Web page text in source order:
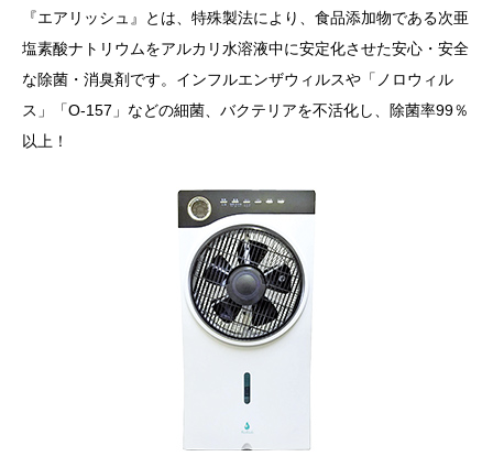
『エアリッシュ』とは、特殊製法により、食品添加物である次亜
塩素酸ナトリウムをアルカリ水溶液中に安定化させた安心・安全
な除菌・消臭剤です。インフルエンザウィルスや「ノロウィル
ス」「O-157」などの細菌、バクテリアを不活化し、除菌率99％
以上！